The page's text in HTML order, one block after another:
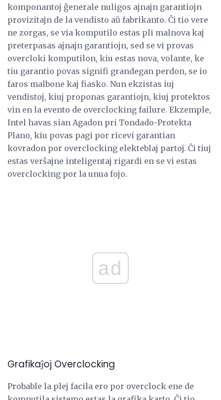
komponantoj ĝenerale nuligos ajnajn garantiojn
provizitajn de la vendisto aŭ fabrikanto. Ĉi tio vere
ne zorgas, se via komputilo estas pli malnova kaj
preterpasas ajnajn garantiojn, sed se vi provas
overcloki komputilon, kiu estas nova, volante, ke
tiu garantio povas signifi grandegan perdon, se io
faros malbone kaj fiasko. Nun ekzistas iuj
vendistoj, kiuj proponas garantiojn, kiuj protektos
vin en la evento de overclocking failure. Ekzemple,
Intel havas sian Agadon pri Tondado-Protekta
Plano, kiu povas pagi por ricevi garantian
kovradon por overclocking elekteblaj partoj. Ĉi tiuj
estas verŝajne inteligentaj rigardi en se vi estas
overclocking por la unua fojo.
ad
Grafikaĵoj Overclocking
Probable la plej facila ero por overclock ene de